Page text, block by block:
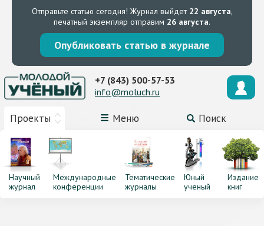
Отправьте статью сегодня! Журнал выйдет 22 августа,
печатный экземпляр отправим 26 августа.
Опубликовать статью в журнале
Проекты Меню Поиск
+7 (843) 500-57-53
info@moluch.ru
Научный
журнал
Международные
конференции
Тематические
журналы
Юный
ученый
Издание
книг